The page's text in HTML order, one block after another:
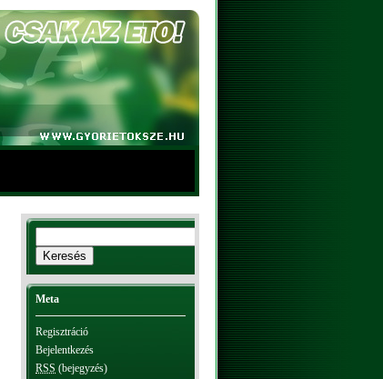
Meta
Regisztráció
Bejelentkezés
RSS (bejegyzés)